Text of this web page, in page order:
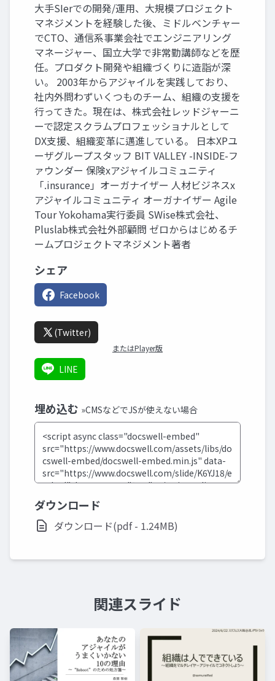
大手SIerでの開発/運用、大規模プロジェクト
マネジメントを経験した後、ミドルベンチャー
でCTO、通信系事業会社でエンジニアリング
マネージャー、国立大学で非常勤講師などを歴
任。プロダクト開発や組織づくりに造詣が深
い。 2003年からアジャイルを実践しており、
社内外問わずいくつものチーム、組織の支援を
行ってきた。現在は、株式会社レッドジャーニ
ーで認定スクラムプロフェッショナルとして
DX支援、組織変革に邁進している。 日本XPユ
ーザグループスタッフ BIT VALLEY -INSIDE-フ
ァウンダー 保険xアジャイルコミュニティ
「.insurance」オーガナイザー 人材ビジネスx
アジャイルコミュニティ オーガナイザー Agile
Tour Yokohama実行委員 SWise株式会社、
Pluslab株式会社外部顧問 ゼロからはじめるチ
ームプロジェクトマネジメント著者
シェア
Facebook
(Twitter)
またはPlayer版
LINE
埋め込む »CMSなどでJSが使えない場合
ダウンロード
ダウンロード(pdf - 1.24MB)
関連スライド